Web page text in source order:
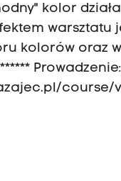
kolor
warsztatu
kolorów oraz
course/